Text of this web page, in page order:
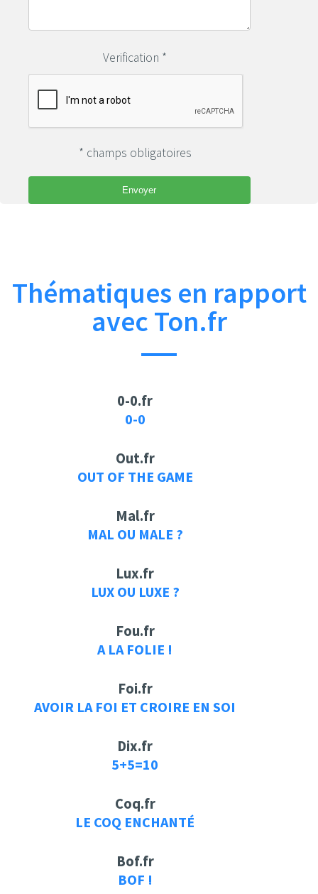
Verification *
* champs obligatoires
Thématiques en rapport
avec Ton.fr
0-0.fr
0-0
Out.fr
OUT OF THE GAME
Mal.fr
MAL OU MALE ?
Lux.fr
LUX OU LUXE ?
Fou.fr
A LA FOLIE !
Foi.fr
AVOIR LA FOI ET CROIRE EN SOI
Dix.fr
5+5=10
Coq.fr
LE COQ ENCHANTÉ
Bof.fr
BOF !